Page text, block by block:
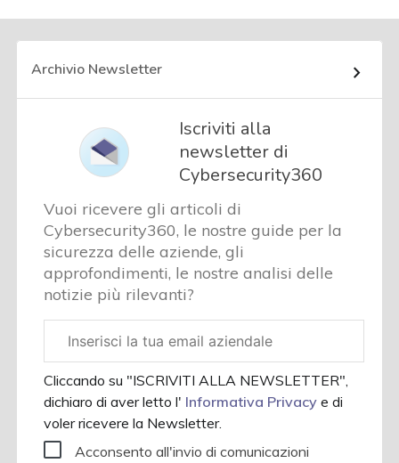
Archivio Newsletter
Iscriviti alla
newsletter di
Cybersecurity360
Vuoi ricevere gli articoli di
Cybersecurity360, le nostre guide per la
sicurezza delle aziende, gli
approfondimenti, le nostre analisi delle
notizie più rilevanti?
aziendale
Cliccando su "ISCRIVITI ALLA NEWSLETTER",
dichiaro di aver letto l' Informativa Privacye di
voler ricevere la Newsletter.
Acconsento all'invio di comunicazioni